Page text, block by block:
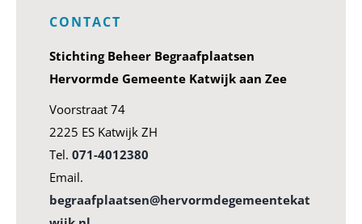
CONTACT
Stichting Beheer Begraafplaatsen
Hervormde Gemeente Katwijk aan Zee
Voorstraat 74
2225 ES Katwijk ZH
Tel. 071-4012380
Email.
begraafplaatsen@hervormdegemeentekat